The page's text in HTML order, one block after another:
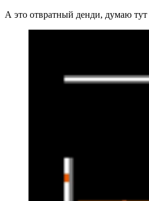
А это отвратный денди, думаю